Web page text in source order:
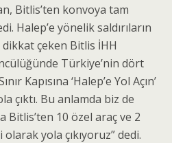
Bitlis’ten konvoya tam
Halep’e yönelik saldırıların
çeken Bitlis İHH
Türkiye’nin dört
Kapısına ‘Halep’e Yol Açın’
çıktı. Bu anlamda biz de
Bitlis’ten 10 özel araç ve 2
yola çıkıyoruz” dedi.